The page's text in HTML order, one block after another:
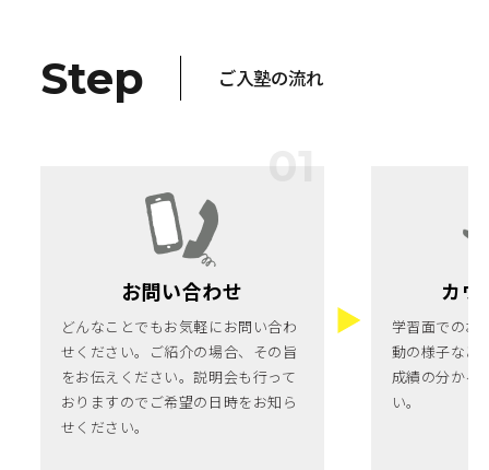
Step ご入塾の流れ
お問い合わせ
どんなことでもお気軽にお問い合わ
せください。ご紹介の場合、その旨
をお伝えください。説明会も行って
おりますのでご希望の日時をお知ら
せください。
カウ
学習面でのお
動の様子など
成績の分かる
い。